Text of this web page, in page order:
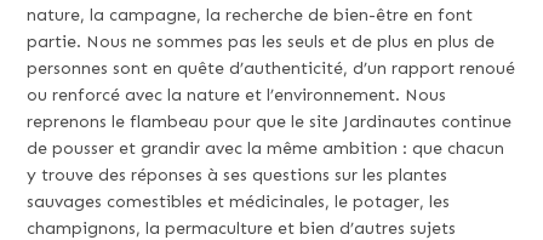
nature, la campagne, la recherche de bien-être en font
partie. Nous ne sommes pas les seuls et de plus en plus de
personnes sont en quête d’authenticité, d’un rapport renoué
ou renforcé avec la nature et l’environnement. Nous
reprenons le flambeau pour que le site Jardinautes continue
de pousser et grandir avec la même ambition : que chacun
y trouve des réponses à ses questions sur les plantes
sauvages comestibles et médicinales, le potager, les
champignons, la permaculture et bien d’autres sujets